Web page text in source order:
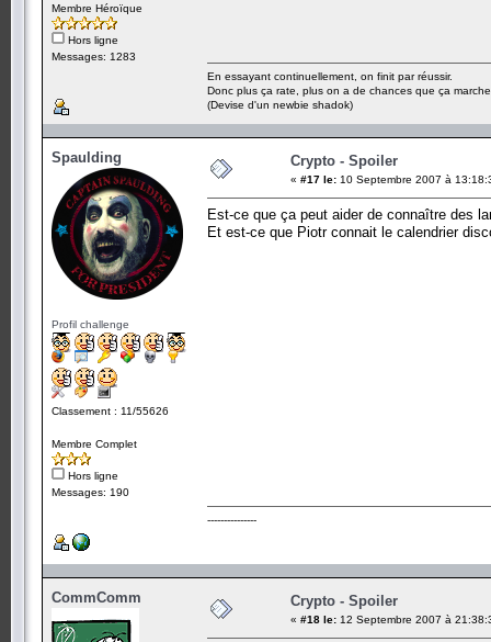
Membre Héroïque
Hors ligne
Messages: 1283
En essayant continuellement, on finit par réussir.
Donc plus ça rate, plus on a de chances que ça
(Devise d'un newbie shadok)
Spaulding
Profil challenge
Classement : 11/55626
Membre Complet
Hors ligne
Messages: 190
Crypto - Spoiler
« #17 le: 10 Septembre 2007 à
Est-ce que ça peut aider de connaître des
Et est-ce que Piotr connait le calendrier
---------------
CommComm Crypto - Spoiler
« #18 le: 12 Septembre 2007 à